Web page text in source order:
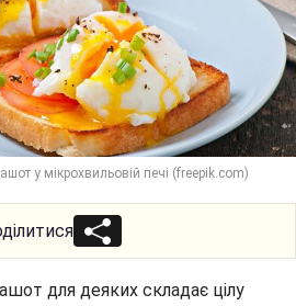
у мікрохвильовій печі (freepik.com)
для деяких складає цілу